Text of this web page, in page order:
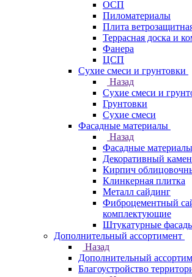
ОСП
Пиломатериалы
Плита
Террасная доска и
Фанера
ЦСП
Сухие смеси и грунтовки
Назад
Сухие смеси и
Грунтовки
Сухие смеси
Фасадные материалы
Назад
Фасадные материалы
Декоративный
Кирпич
Клинкерная плитка
Металл сайдинг
Фиброцементный
комплектующие
Штукатурные
Дополнительный ассортимент
Назад
Дополнительный
Благоустройство